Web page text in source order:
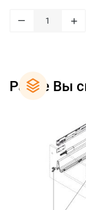
– +
Ранее Вы